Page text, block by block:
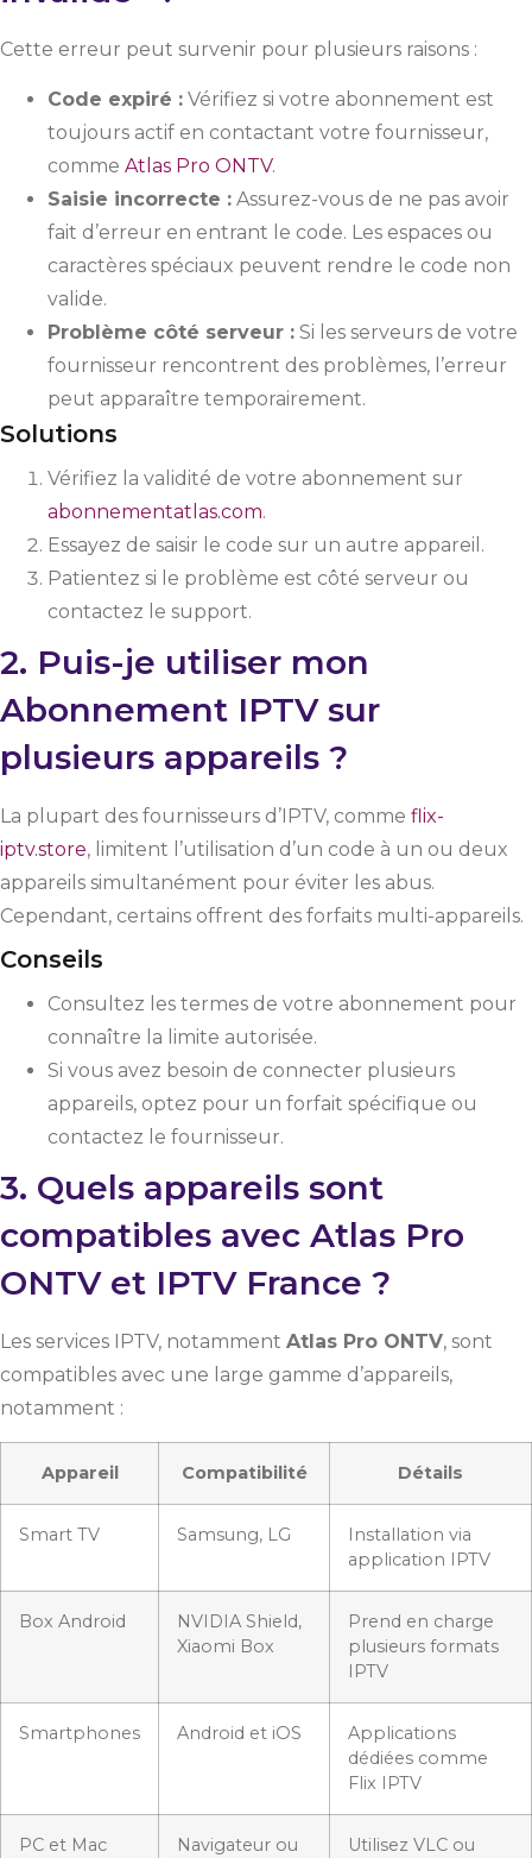
Cette erreur peut survenir pour plusieurs raisons :
Code expiré : Vérifiez si votre abonnement est
toujours actif en contactant votre fournisseur,
comme Atlas Pro ONTV.
Saisie incorrecte : Assurez-vous de ne pas avoir
fait d’erreur en entrant le code. Les espaces ou
caractères spéciaux peuvent rendre le code non
valide.
Problème côté serveur : Si les serveurs de votre
fournisseur rencontrent des problèmes, l’erreur
peut apparaître temporairement.
Solutions
Vérifiez la validité de votre abonnement sur
abonnementatlas.com.
Essayez de saisir le code sur un autre appareil.
Patientez si le problème est côté serveur ou
contactez le support.
2. Puis-je utiliser mon
Abonnement IPTV sur
plusieurs appareils ?
La plupart des fournisseurs d’IPTV, comme flix-
iptv.store, limitent l’utilisation d’un code à un ou deux
appareils simultanément pour éviter les abus.
Cependant, certains offrent des forfaits multi-appareils.
Conseils
Consultez les termes de votre abonnement pour
connaître la limite autorisée.
Si vous avez besoin de connecter plusieurs
appareils, optez pour un forfait spécifique ou
contactez le fournisseur.
3. Quels appareils sont
compatibles avec Atlas Pro
ONTV et IPTV France ?
Les services IPTV, notamment Atlas Pro ONTV, sont
compatibles avec une large gamme d’appareils,
notamment :
Appareil Compatibilité Détails
Smart TV Samsung, LG
Installation via
application IPTV
Box Android
NVIDIA Shield,
Xiaomi Box
Prend en charge
plusieurs formats
IPTV
Smartphones Android et iOS
Applications
dédiées comme
Flix IPTV
PC et Mac
Navigateur ou
Utilisez VLC ou